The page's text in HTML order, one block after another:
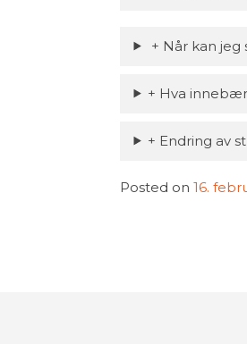
+ Når kan jeg
+ Hva
+ Endring av
Posted on16.